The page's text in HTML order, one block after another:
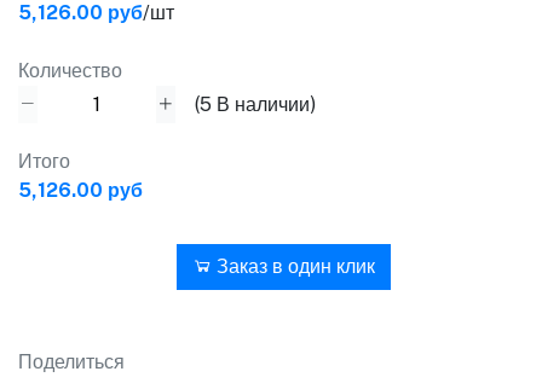
5,126.00 руб/шт
Количество
(5 В наличии)
Итого
5,126.00 руб
Заказ в один клик
Поделиться